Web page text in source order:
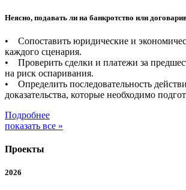
Неясно, подавать ли на банкротство или
• Сопоставить юридические и
каждого сценария.
• Проверить сделки и платежи за
на риск оспаривания.
• Определить последовательность
доказательства, которые необходимо
Подробнее
показать все »
Проекты
2026